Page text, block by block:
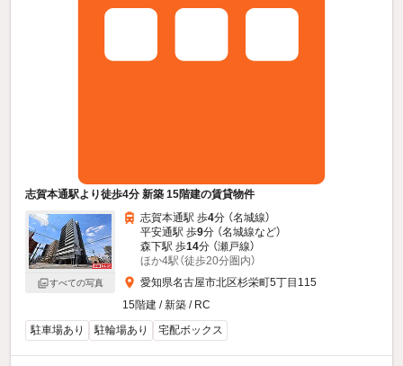
志賀本通駅より徒歩4分 新築 15階建の賃貸物件
すべての写真
志賀本通駅 歩4分 （名城線）
平安通駅 歩9分 （名城線など）
森下駅 歩14分 （瀬戸線）
ほか4駅（徒歩20分圏内）
愛知県名古屋市北区杉栄町5丁目115
15階建 / 新築 / RC
駐車場あり
駐輪場あり 宅配ボックス